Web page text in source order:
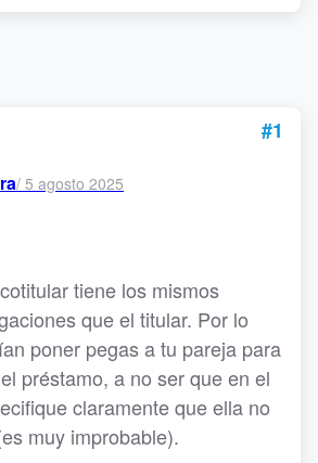
#1
/ 5 agosto 2025
tiene los mismos
que el titular. Por lo
poner pegas a tu pareja para
préstamo, a no ser que en el
claramente que ella no
muy improbable).